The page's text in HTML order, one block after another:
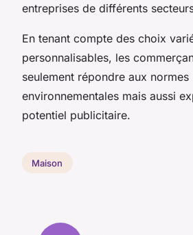
entreprises de différents
En tenant compte des choix
personnalisables, les
seulement répondre aux normes
environnementales mais aussi
potentiel publicitaire.
Maison